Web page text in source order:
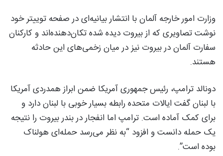
وزارت امور خارجه آلمان با انتشار بیانیه‌ای در صفحه توییتر خود
نوشت تصاویری که از بیروت دیده شده تکان‌دهنده‌اند و کارکنان
سفارت آلمان در بیروت نیز در میان زخمی‌های این حادثه
هستند.
دونالد ترامپ، رئیس جمهوری آمریکا ضمن ابراز همدردی آمریکا
با لبنان گفت ایالات متحده رابطه بسیار خوبی با لبنان دارد و
برای کمک آماده است. ترامپ اما انفجار در بندر بیروت را نتیجه
یک حمله دانست و افزود “به نظر می‌رسد حمله‌ای هولناک
بوده است”.